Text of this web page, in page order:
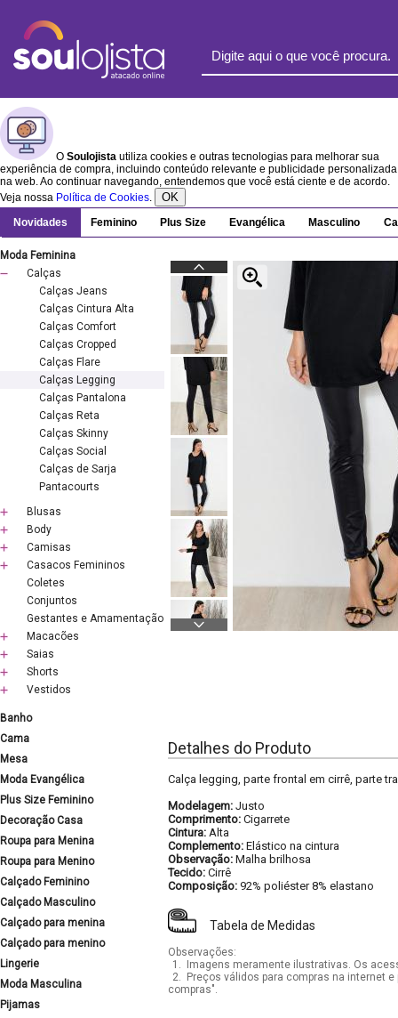
O Soulojista utiliza cookies e outras tecnologias para melhorar sua
experiência de compra, incluindo conteúdo relevante e publicidade personalizada
na web. Ao continuar navegando, entendemos que você está ciente e de acordo.
Veja nossa Política de Cookies. OK
Novidades Feminino Plus Size Evangélica Masculino
Moda Feminina
Calças
Calças Jeans
Calças Cintura Alta
Calças Comfort
Calças Cropped
Calças Flare
Calças Legging
Calças Pantalona
Calças Reta
Calças Skinny
Calças Social
Calças de Sarja
Pantacourts
Blusas
Body
Camisas
Casacos Femininos
Coletes
Conjuntos
Gestantes e Amamentação
Macacões
Saias
Shorts
Vestidos
Banho
Cama
Mesa
Moda Evangélica
Plus Size Feminino
Decoração Casa
Roupa para Menina
Roupa para Menino
Calçado Feminino
Calçado Masculino
Calçado para menina
Calçado para menino
Lingerie
Moda Masculina
Pijamas
Detalhes do Produto
Calça legging, parte frontal em cirrê, parte
Modelagem: Justo
Comprimento: Cigarrete
Cintura: Alta
Complemento: Elástico na cintura
Observação: Malha brilhosa
Tecido: Cirrê
Composição: 92% poliéster 8% elastano
Tabela de Medidas
Observações:
1.
Imagens meramente ilustrativas. Os
2.
Preços válidos para compras na internet
compras".